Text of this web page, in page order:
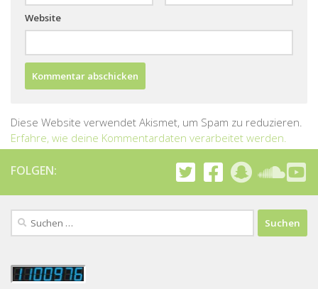
Website
Diese Website verwendet Akismet, um Spam zu reduzieren.
Erfahre, wie deine Kommentardaten verarbeitet werden.
FOLGEN:
Suchen
nach: